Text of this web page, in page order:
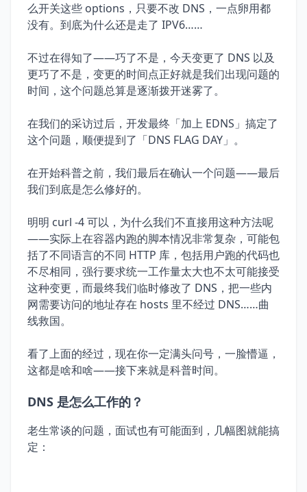
么开关这些 options，只要不改 DNS，一点卵用都
没有。到底为什么还是走了 IPV6……
不过在得知了——巧了不是，今天变更了 DNS 以及
更巧了不是，变更的时间点正好就是我们出现问题的
时间，这个问题总算是逐渐拨开迷雾了。
在我们的采访过后，开发最终「加上 EDNS」搞定了
这个问题，顺便提到了「DNS FLAG DAY」。
在开始科普之前，我们最后在确认一个问题——最后
我们到底是怎么修好的。
明明 curl -4 可以，为什么我们不直接用这种方法呢
——实际上在容器内跑的脚本情况非常复杂，可能包
括了不同语言的不同 HTTP 库，包括用户跑的代码也
不尽相同，强行要求统一工作量太大也不太可能接受
这种变更，而最终我们临时修改了 DNS，把一些内
网需要访问的地址存在 hosts 里不经过 DNS……曲
线救国。
看了上面的经过，现在你一定满头问号，一脸懵逼，
这都是啥和啥——接下来就是科普时间。
DNS 是怎么工作的？
老生常谈的问题，面试也有可能面到，几幅图就能搞
定：